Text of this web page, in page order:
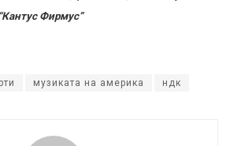
Фирмус”
музиката на америка ндк